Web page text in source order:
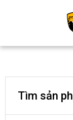
dung
Tìm sản